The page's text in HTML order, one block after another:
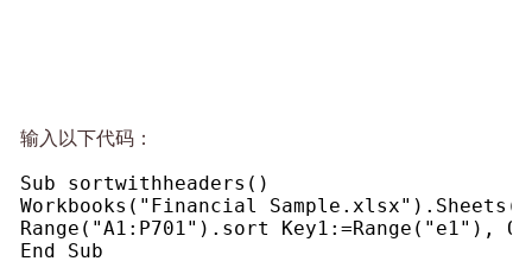
输入以下代码：
Sub sortwithheaders()
Workbooks("Financial
Range("A1:P701").sort Key1:=Range("e1"),
End Sub